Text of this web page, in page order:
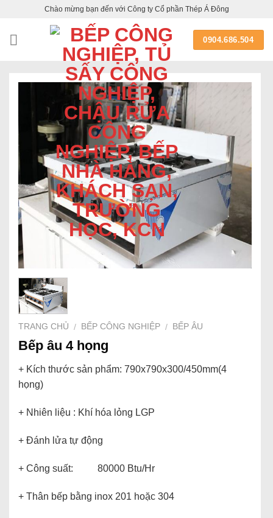
content
Chào mừng bạn đến với Công ty Cổ phần Thép Á Đông
0904.686.504
TRANG CHỦ / BẾP CÔNG NGHIỆP / BẾP ÂU
Bếp âu 4 họng
+ Kích thước sản phẩm: 790x790x300/450mm(4
họng)
+ Nhiên liệu : Khí hóa lỏng LGP
+ Đánh lửa tự động
+ Công suất: 80000 Btu/Hr
+ Thân bếp bằng inox 201 hoặc 304